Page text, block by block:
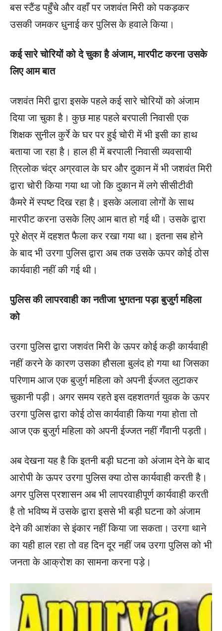
बस स्टैंड पहुँचे और वहाँ पर जशवंत मिरी को पकड़कर
उसकी जमकर धुनाई कर पुलिस के हवाले किया।
कई सारे चोरियों को दे चुका है अंजाम, मारपीट करना उसके
लिए आम बात
जशवंत मिरी द्वारा इसके पहले कई सारे चोरियों को अंजाम
दिया जा चुका है। कुछ माह पहले बरपाली निवासी एक
शिक्षक सुनील कुर्रे के घर पर हुई चोरी में भी इसी का हाथ
बताया जा रहा है। हाल ही में बरपाली निवासी व्यवसायी
त्रिलोक चंद्र अग्रवाल के घर और दुकान में भी जशवंत मिरी
द्वारा चोरी किया गया था जो कि दुकान में लगे सीसीटीवी
कैमरे में स्पष्ट दिख रहा है। इसके अलावा लोगों के साथ
मारपीट करना उसके लिए आम बात हो गई थी। उसके द्वारा
पूरे क्षेत्र में दहशत फैला कर रखा गया था। इतना सब होने
के बाद भी उरगा पुलिस द्वारा अब तक उसके ऊपर कोई ठोस
कार्यवाही नहीं की गई थी।
पुलिस की लापरवाही का नतीजा भुगतना पड़ा बुजुर्ग महिला
को
उरगा पुलिस द्वारा जशवंत मिरी के ऊपर कोई कड़ी कार्यवाही
नहीं करने के कारण उसका हौसला बुलंद हो गया था जिसका
परिणाम आज एक बुजुर्ग महिला को अपनी ईज्जत लुटाकर
चुकानी पड़ी। अगर समय रहते इस दहशतगर्त युवक के ऊपर
उरगा पुलिस द्वारा कोई ठोस कार्यवाही किया गया होता तो
आज एक बुजुर्ग महिला को अपनी ईज्जत नहीं गँवानी पड़ती।
अब देखना यह है कि इतनी बड़ी घटना को अंजाम देने के बाद
आरोपी के ऊपर उरगा पुलिस क्या ठोस कार्यवाही करती है।
अगर पुलिस प्रशासन अब भी लापरवाहीपूर्ण कार्यवाही करती
है तो भविष्य में उसके द्वारा इससे भी बड़ी घटना को अंजाम
देने की आशंका से इंकार नहीं किया जा सकता। उरगा थाने
का यही हाल रहा तो वह दिन दूर नहीं जब उरगा पुलिस को भी
जनता के आक्रोश का सामना करना पड़े।